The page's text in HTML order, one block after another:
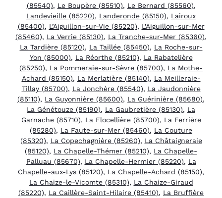
(85540), Le Boupère (85510), Le Bernard (85560),
Landevieille (85220), Landeronde (85150), Lairoux
(85400), L’Aiguillon-sur-Vie (85220), L’Aiguillon-sur-Mer
(85460), La Verrie (85130), La Tranche-sur-Mer (85360),
La Tardière (85120), La Taillée (85450), La Roche-sur-
Yon (85000), La Réorthe (85210), La Rabatelière
(85250), La Pommeraie-sur-Sèvre (85700), La Mothe-
Achard (85150), La Merlatière (85140), La Meilleraie-
Tillay (85700), La Jonchère (85540), La Jaudonnière
(85110), La Guyonnière (85600), La Guérinière (85680),
La Génétouze (85190), La Gaubretière (85130), La
Garnache (85710), La Flocellière (85700), La Ferrière
(85280), La Faute-sur-Mer (85460), La Couture
(85320), La Copechagnière (85260), La Châtaigneraie
(85120), La Chapelle-Thémer (85210), La Chapelle-
Palluau (85670), La Chapelle-Hermier (85220), La
Chapelle-aux-Lys (85120), La Chapelle-Achard (85150),
La Chaize-le-Vicomte (85310), La Chaize-Giraud
(85220), La Caillère-Saint-Hilaire (85410), La Bruffière